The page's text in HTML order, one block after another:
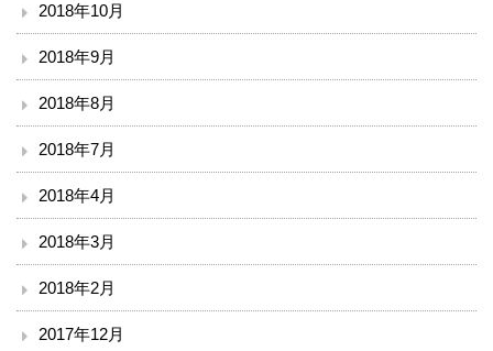
2018年10月
2018年9月
2018年8月
2018年7月
2018年4月
2018年3月
2018年2月
2017年12月